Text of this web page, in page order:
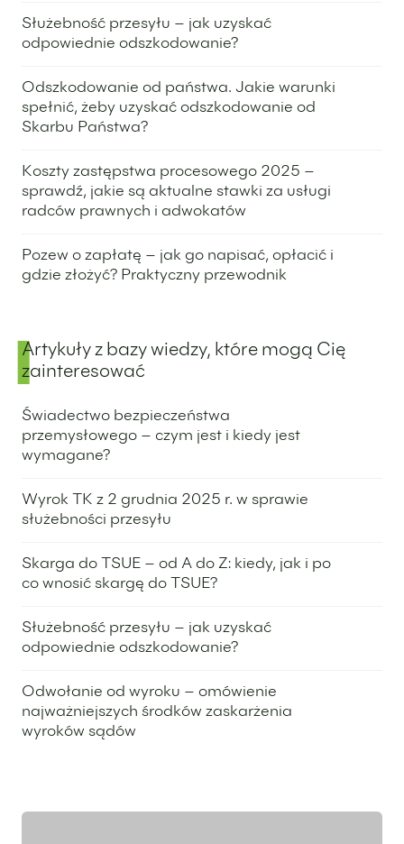
Służebność przesyłu – jak uzyskać
odpowiednie odszkodowanie?
Odszkodowanie od państwa. Jakie warunki
spełnić, żeby uzyskać odszkodowanie od
Skarbu Państwa?
Koszty zastępstwa procesowego 2025 –
sprawdź, jakie są aktualne stawki za usługi
radców prawnych i adwokatów
Pozew o zapłatę – jak go napisać, opłacić i
gdzie złożyć? Praktyczny przewodnik
Artykuły z bazy wiedzy, które mogą Cię
zainteresować
Świadectwo bezpieczeństwa
przemysłowego – czym jest i kiedy jest
wymagane?
Wyrok TK z 2 grudnia 2025 r. w sprawie
służebności przesyłu
Skarga do TSUE – od A do Z: kiedy, jak i po
co wnosić skargę do TSUE?
Służebność przesyłu – jak uzyskać
odpowiednie odszkodowanie?
Odwołanie od wyroku – omówienie
najważniejszych środków zaskarżenia
wyroków sądów